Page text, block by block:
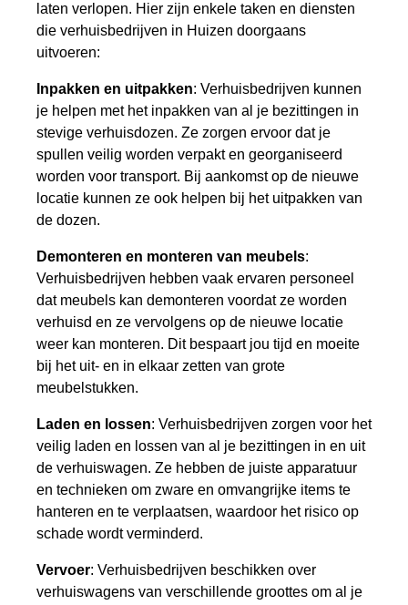
laten verlopen. Hier zijn enkele taken en diensten
die verhuisbedrijven in Huizen doorgaans
uitvoeren:
Inpakken en uitpakken: Verhuisbedrijven kunnen
je helpen met het inpakken van al je bezittingen in
stevige verhuisdozen. Ze zorgen ervoor dat je
spullen veilig worden verpakt en georganiseerd
worden voor transport. Bij aankomst op de nieuwe
locatie kunnen ze ook helpen bij het uitpakken van
de dozen.
Demonteren en monteren van meubels:
Verhuisbedrijven hebben vaak ervaren personeel
dat meubels kan demonteren voordat ze worden
verhuisd en ze vervolgens op de nieuwe locatie
weer kan monteren. Dit bespaart jou tijd en moeite
bij het uit- en in elkaar zetten van grote
meubelstukken.
Laden en lossen: Verhuisbedrijven zorgen voor het
veilig laden en lossen van al je bezittingen in en uit
de verhuiswagen. Ze hebben de juiste apparatuur
en technieken om zware en omvangrijke items te
hanteren en te verplaatsen, waardoor het risico op
schade wordt verminderd.
Vervoer: Verhuisbedrijven beschikken over
verhuiswagens van verschillende groottes om al je